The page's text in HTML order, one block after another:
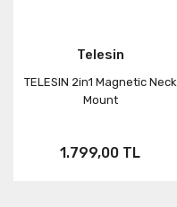
Telesin
TELESIN 2in1 Magnetic Neck
Mount
1.799,00 TL